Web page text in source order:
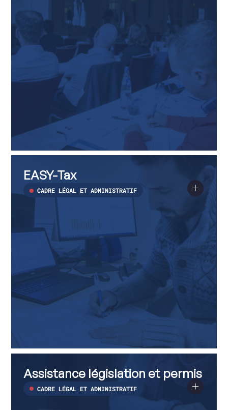
Tax
EASY-Tax
CADRE LÉGAL ET ADMINISTRATIF
Assistance
permis
Voir
Assistance
législation
Assistance législation et permis
CADRE LÉGAL ET ADMINISTRATIF